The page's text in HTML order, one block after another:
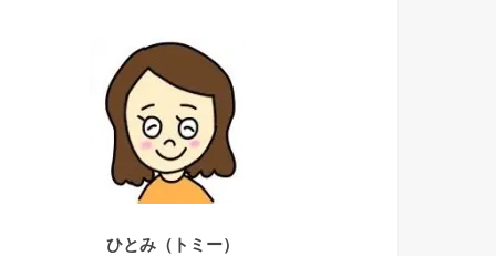
ひとみ（トミー）